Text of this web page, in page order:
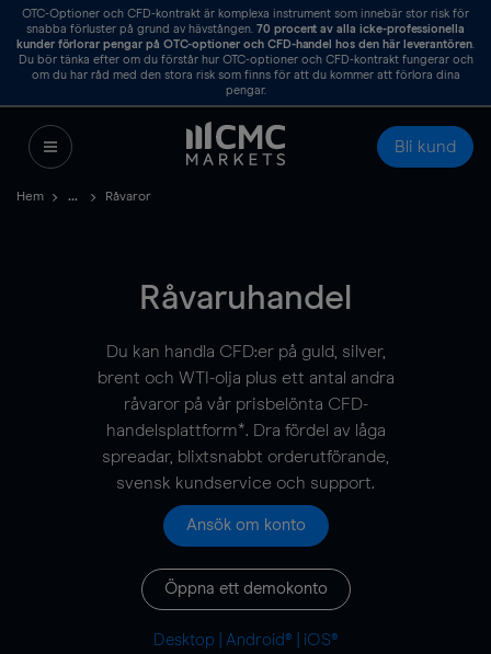
OTC-Optioner och CFD-kontrakt är komplexa instrument som innebär stor risk för
snabba förluster på grund av hävstången. 70 procent av alla icke-professionella
kunder förlorar pengar på OTC-optioner och CFD-handel hos den här leverantören
Du bör tänka efter om du förstår hur OTC-optioner och CFD-kontrakt fungerar och
om du har råd med den stora risk som finns för att du kommer att förlora dina
pengar.
Bli kund
Hem Råvaror
Råvaruhandel
Du kan handla CFD:er på guld, silver,
brent och WTI-olja plus ett antal andra
råvaror på vår prisbelönta CFD-
handelsplattform*. Dra fördel av låga
spreadar, blixtsnabbt orderutförande,
svensk kundservice och support.
Ansök om konto
Öppna ett demokonto
Desktop Android® iOS®